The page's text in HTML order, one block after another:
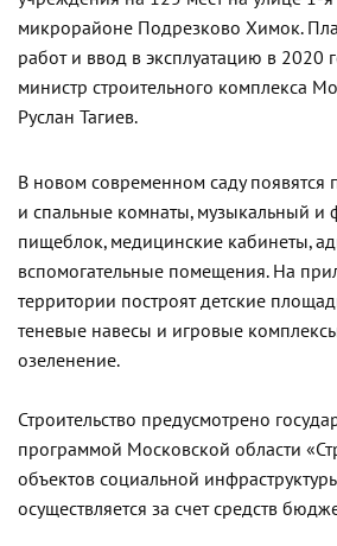
микрорайоне Подрезково Химок.
работ и ввод в эксплуатацию в 2020
министр строительного комплекса
Руслан Тагиев.
В новом современном саду появятся
и спальные комнаты, музыкальный и
пищеблок, медицинские кабинеты,
вспомогательные помещения. На
территории построят детские
теневые навесы и игровые
озеленение.
Строительство предусмотрено
программой Московской области
объектов социальной
осуществляется за счет средств